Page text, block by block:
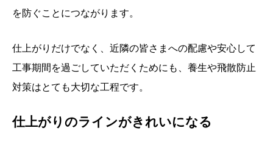
を防ぐことにつながります。
仕上がりだけでなく、近隣の皆さまへの配慮や安心して
工事期間を過ごしていただくためにも、養生や飛散防止
対策はとても大切な工程です。
仕上がりのラインがきれいになる